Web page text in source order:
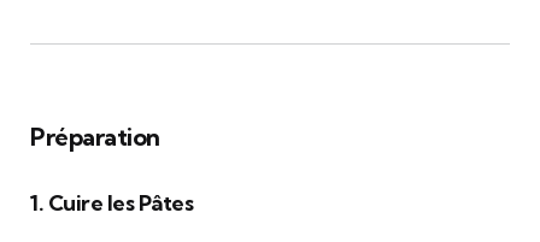
Préparation
1. Cuire les Pâtes